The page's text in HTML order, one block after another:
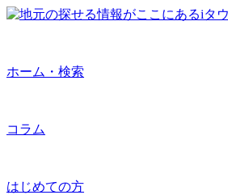
ホーム・検索
コラム
はじめての方